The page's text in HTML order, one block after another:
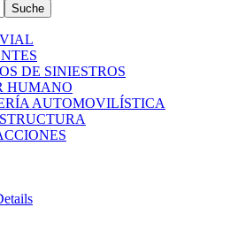
Suche
DE SINIESTROS
HUMANO
AUTOMOVILÍSTICA